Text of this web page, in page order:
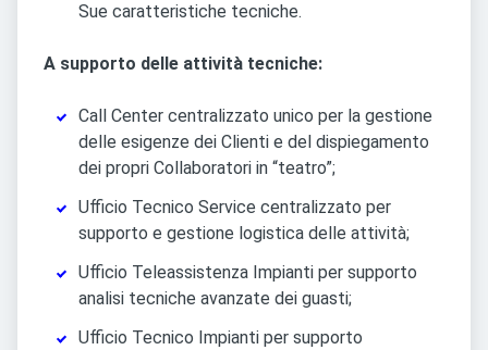
Sue caratteristiche tecniche.
A supporto delle attività tecniche:
Call Center centralizzato unico per la gestione
delle esigenze dei Clienti e del dispiegamento
dei propri Collaboratori in “teatro”;
Ufficio Tecnico Service centralizzato per
supporto e gestione logistica delle attività;
Ufficio Teleassistenza Impianti per supporto
analisi tecniche avanzate dei guasti;
Ufficio Tecnico Impianti per supporto